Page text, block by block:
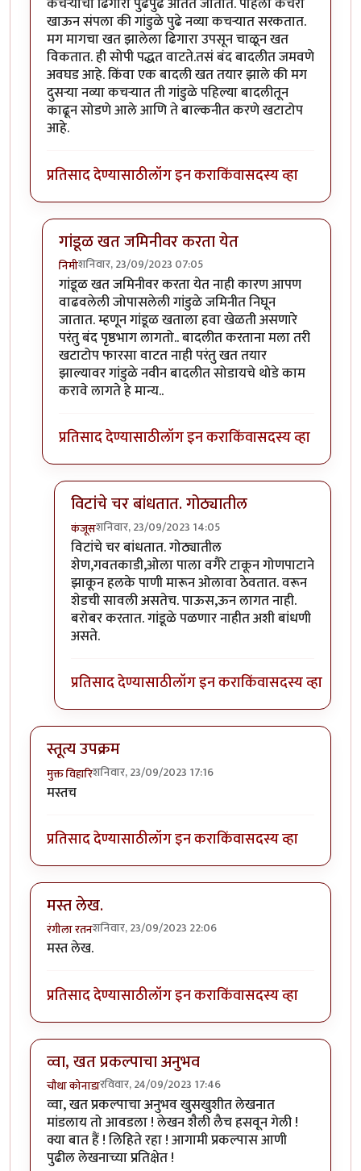
खाऊन संपला की गांडुळे पुढे नव्या कचऱ्यात सरकतात.
मग मागचा खत झालेला ढिगारा उपसून चाळून खत
विकतात. ही सोपी पद्धत वाटते.तसं बंद बादलीत जमवणे
अवघड आहे. किंवा एक बादली खत तयार झाले की मग
दुसऱ्या नव्या कचऱ्यात ती गांडुळे पहिल्या बादलीतून
काढून सोडणे आले आणि ते बाल्कनीत करणे खटाटोप
आहे.
प्रतिसाद देण्यासाठीलॉग इन कराकिंवासदस्य व्हा
गांडूळ खत जमिनीवर करता येत
निमीशनिवार, 23/09/2023 07:05
In reply toशेतकरी एका बाजूला शेड काढूनbyकंजूस
गांडूळ खत जमिनीवर करता येत नाही कारण आपण
वाढवलेली जोपासलेली गांडुळे जमिनीत निघून
जातात. म्हणून गांडूळ खताला हवा खेळती असणारे
परंतु बंद पृष्ठभाग लागतो.. बादलीत करताना मला तरी
खटाटोप फारसा वाटत नाही परंतु खत तयार
झाल्यावर गांडुळे नवीन बादलीत सोडायचे थोडे काम
करावे लागते हे मान्य..
प्रतिसाद देण्यासाठीलॉग इन कराकिंवासदस्य व्हा
विटांचे चर बांधतात. गोठ्यातील
कंजूसशनिवार, 23/09/2023 14:05
In reply toगांडूळ खत जमिनीवर करता येत
विटांचे चर बांधतात. गोठ्यातील
शेण,गवतकाडी,ओला पाला वगैरे टाकून गोणपाटाने
झाकून हलके पाणी मारून ओलावा ठेवतात. वरून
शेडची सावली असतेच. पाऊस,ऊन लागत नाही.
बरोबर करतात. गांडूळे पळणार नाहीत अशी बांधणी
असते.
प्रतिसाद देण्यासाठीलॉग इन कराकिंवासदस्य व्हा
स्तूत्य उपक्रम
मुक्त विहारिशनिवार, 23/09/2023 17:16
मस्तच
प्रतिसाद देण्यासाठीलॉग इन कराकिंवासदस्य व्हा
मस्त लेख.
रंगीला रतनशनिवार, 23/09/2023 22:06
मस्त लेख.
प्रतिसाद देण्यासाठीलॉग इन कराकिंवासदस्य व्हा
व्वा, खत प्रकल्पाचा अनुभव
चौथा कोनाडारविवार, 24/09/2023 17:46
व्वा, खत प्रकल्पाचा अनुभव खुसखुशीत लेखनात
मांडलाय तो आवडला ! लेखन शैली लैच हसवून गेली !
क्या बात हैं ! लिहिते रहा ! आगामी प्रकल्पास आणी
पुढील लेखनाच्या प्रतिक्षेत !